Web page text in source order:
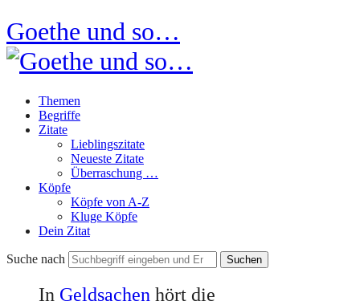
Goethe und so…
Themen
Begriffe
Zitate
Lieblingszitate
Neueste Zitate
Überraschung …
Köpfe
Köpfe von A-Z
Kluge Köpfe
Dein Zitat
Suche nach
In Geldsachen hört die